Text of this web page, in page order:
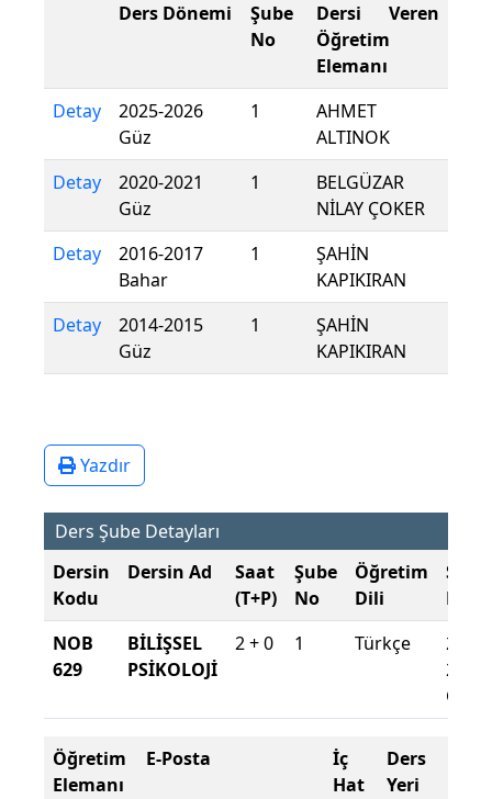
Ders Dönemi
Şube
No
Dersi Veren
Öğretim
Elemanı
Detay
2025-2026
Güz
1
AHMET
ALTINOK
Detay
2020-2021
Güz
1
BELGÜZAR
NİLAY ÇOKER
Detay
2016-2017
Bahar
1
ŞAHİN
KAPIKIRAN
Detay
2014-2015
Güz
1
ŞAHİN
KAPIKIRAN
Yazdır
Ders Şube Detayları
Dersin
Kodu
Dersin Ad
Saat
(T+P)
Şube
No
Öğretim
Dili
Şube
NOB
629
BİLİŞSEL
PSİKOLOJİ
2 + 0 1 Türkçe
2025-
2026
Güz
Öğretim
Elemanı
E-Posta
İç
Hat
Ders
Yeri